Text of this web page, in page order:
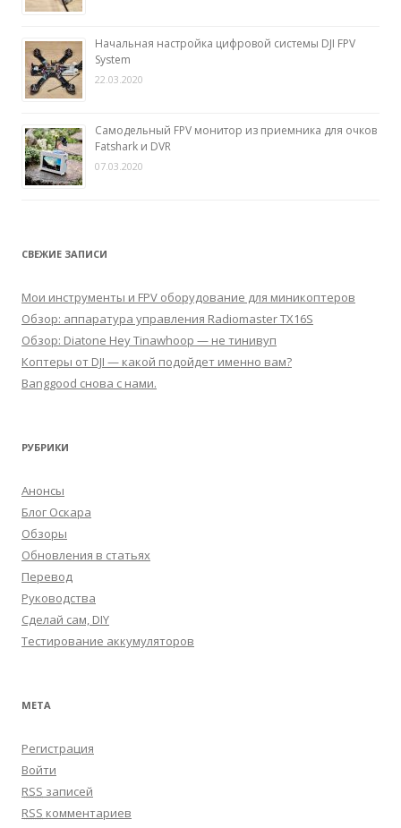
Начальная настройка цифровой системы DJI FPV
System
22.03.2020
Самодельный FPV монитор из приемника для очков
Fatshark и DVR
07.03.2020
СВЕЖИЕ ЗАПИСИ
Мои инструменты и FPV оборудование для миникоптеров
Обзор: аппаратура управления Radiomaster TX16S
Обзор: Diatone Hey Tinawhoop — не тинивуп
Коптеры от DJI — какой подойдет именно вам?
Banggood снова с нами.
РУБРИКИ
Анонсы
Блог Оскара
Обзоры
Обновления в статьях
Перевод
Руководства
Сделай сам, DIY
Тестирование аккумуляторов
МЕТА
Регистрация
Войти
RSS записей
RSS комментариев